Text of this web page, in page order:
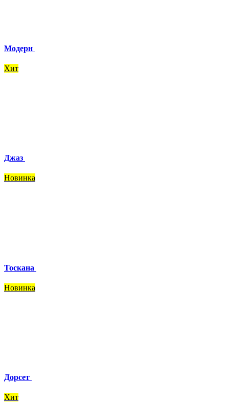
Модерн
Хит
Джаз
Новинка
Тоскана
Новинка
Дорсет
Хит